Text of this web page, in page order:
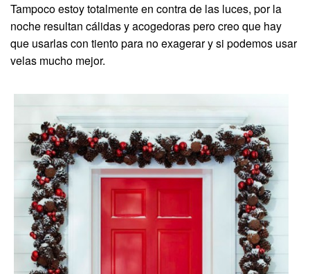
Tampoco estoy totalmente en contra de las luces, por la
noche resultan cálidas y acogedoras pero creo que hay
que usarlas con tiento para no exagerar y si podemos usar
velas mucho mejor.